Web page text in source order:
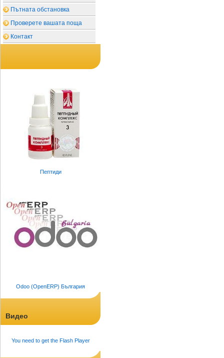
Пътната обстановка
Проверете вашата поща
Контакт
Пептиди
Odoo (OpenERP) България
Видео
You need to get the Flash Player